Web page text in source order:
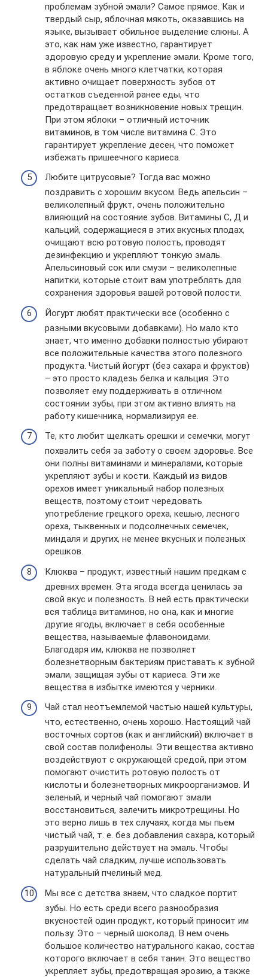
проблемам зубной эмали? Самое прямое. Как и
твердый сыр, яблочная мякоть, оказавшись на
языке, вызывает обильное выделение слюны. А
это, как нам уже известно, гарантирует
здоровую среду и укрепление эмали. Кроме того,
в яблоке очень много клетчатки, которая
активно очищает поверхность зубов от
остатков съеденной ранее еды, что
предотвращает возникновение новых трещин.
При этом яблоки – отличный источник
витаминов, в том числе витамина С. Это
гарантирует укрепление десен, что поможет
избежать пришеечного кариеса.
Любите цитрусовые? Тогда вас можно
поздравить с хорошим вкусом. Ведь апельсин –
великолепный фрукт, очень положительно
влияющий на состояние зубов. Витамины С, Д и
кальций, содержащиеся в этих вкусных плодах,
очищают всю ротовую полость, проводят
дезинфекцию и укрепляют тонкую эмаль.
Апельсиновый сок или смузи – великолепные
напитки, которые стоит вам употреблять для
сохранения здоровья вашей ротовой полости.
Йогурт любят практически все (особенно с
разными вкусовыми добавками). Но мало кто
знает, что именно добавки полностью убирают
все положительные качества этого полезного
продукта. Чистый йогурт (без сахара и фруктов)
– это просто кладезь белка и кальция. Это
позволяет ему поддерживать в отличном
состоянии зубы, при этом активно влиять на
работу кишечника, нормализируя ее.
Те, кто любит щелкать орешки и семечки, могут
похвалить себя за заботу о своем здоровье. Все
они полны витаминами и минералами, которые
укрепляют зубы и кости. Каждый из видов
орехов имеет уникальный набор полезных
веществ, поэтому стоит чередовать
употребление грецкого ореха, кешью, лесного
ореха, тыквенных и подсолнечных семечек,
миндаля и других, не менее вкусных и полезных
орешков.
Клюква – продукт, известный нашим предкам с
древних времен. Эта ягода всегда ценилась за
свой вкус и полезность. В ней есть практически
вся таблица витаминов, но она, как и многие
другие ягоды, включает в себя особенные
вещества, называемые флавоноидами.
Благодаря им, клюква не позволяет
болезнетворным бактериям приставать к зубной
эмали, защищая зубы от кариеса. Эти же
вещества в избытке имеются у черники.
Чай стал неотъемлемой частью нашей культуры,
что, естественно, очень хорошо. Настоящий чай
восточных сортов (как и английский) включает в
свой состав полифенолы. Эти вещества активно
воздействуют с окружающей средой, при этом
помогают очистить ротовую полость от
кислоты и болезнетворных микроорганизмов. И
зеленый, и черный чай помогают эмали
восстановиться, залечить микротрещины. Но
это верно лишь в тех случаях, когда мы пьем
чистый чай, т. е. без добавления сахара, который
разрушительно действует на эмаль. Чтобы
сделать чай сладким, лучше использовать
натуральный пчелиный мед.
Мы все с детства знаем, что сладкое портит
зубы. Но есть среди всего разнообразия
вкусностей один продукт, который приносит им
пользу. Это – черный шоколад. В нем очень
большое количество натурального какао, состав
которого включает в себя танин. Это вещество
укрепляет зубы, предотвращая эрозию, а также